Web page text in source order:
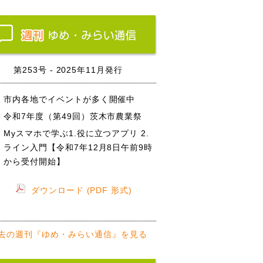
第253号 - 2025年11月発行
市内各地でイベントが多く開催中
令和7年度（第49回）茨木市農業祭
Myスマホで学ぶ1.役に立つアプリ 2.
ライン入門【令和7年12月8日午前9時
から受付開始】
ダウンロード (PDF 形式)
の週刊『ゆめ・みらい通信』を見る